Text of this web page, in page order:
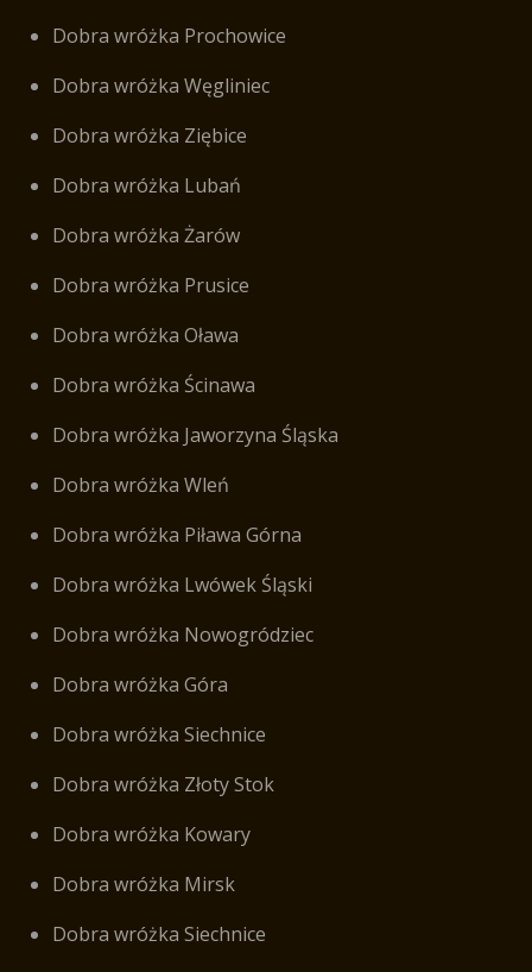
Dobra wróżka Prochowice
Dobra wróżka Węgliniec
Dobra wróżka Ziębice
Dobra wróżka Lubań
Dobra wróżka Żarów
Dobra wróżka Prusice
Dobra wróżka Oława
Dobra wróżka Ścinawa
Dobra wróżka Jaworzyna Śląska
Dobra wróżka Wleń
Dobra wróżka Piława Górna
Dobra wróżka Lwówek Śląski
Dobra wróżka Nowogródziec
Dobra wróżka Góra
Dobra wróżka Siechnice
Dobra wróżka Złoty Stok
Dobra wróżka Kowary
Dobra wróżka Mirsk
Dobra wróżka Siechnice